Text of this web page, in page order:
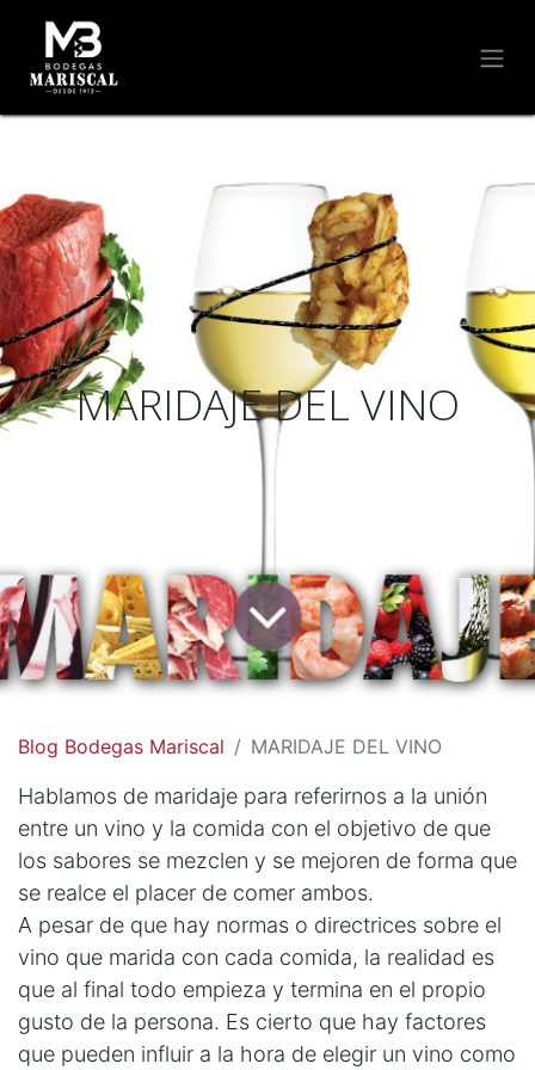
MARIDAJE DEL VINO
Blog Bodegas Mariscal MARIDAJE DEL VINO
Hablamos de maridaje para referirnos a la unión
entre un vino y la comida con el objetivo de que
los sabores se mezclen y se mejoren de forma que
se realce el placer de comer ambos.
A pesar de que hay normas o directrices sobre el
vino que marida con cada comida, la realidad es
que al final todo empieza y termina en el propio
gusto de la persona. Es cierto que hay factores
que pueden influir a la hora de elegir un vino como